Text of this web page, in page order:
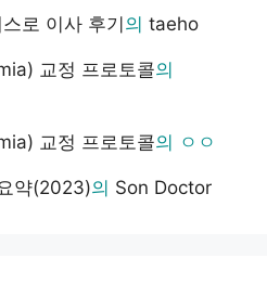
로 이사 후기의 taeho
교정 프로토콜의
교정 프로토콜의 ㅇㅇ
약(2023)의 Son Doctor